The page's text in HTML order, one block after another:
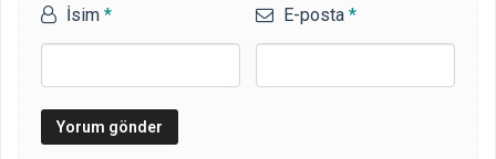
İsim * E-posta*